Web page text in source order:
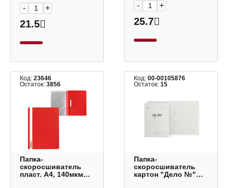
- +
21.5
- +
25.7
Код: 23646
Остаток: 3856
Папка-
скоросшиватель
пласт. А4, 140мкм
Код:00-00105876
Остаток:15
Папка-
скоросшиватель
картон "Дело №"